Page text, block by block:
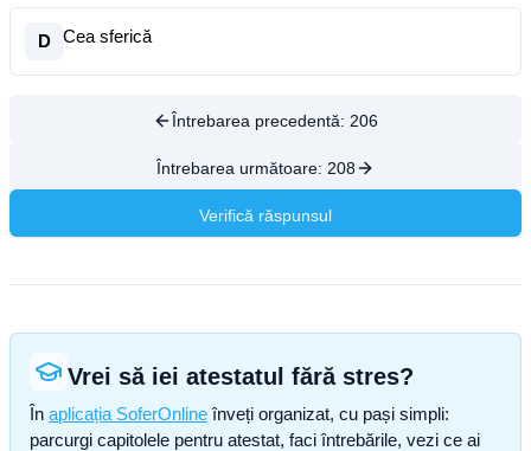
D Cea sferică
Întrebarea precedentă: 206
Întrebarea următoare: 208
Verifică răspunsul
Vrei să iei atestatul fără stres?
În aplicația SoferOnline înveți organizat, cu pași simpli:
parcurgi capitolele pentru atestat, faci întrebările, vezi ce ai